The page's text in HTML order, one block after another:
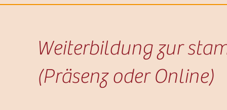
Weiterbildung zur
(Präsenz oder Online)